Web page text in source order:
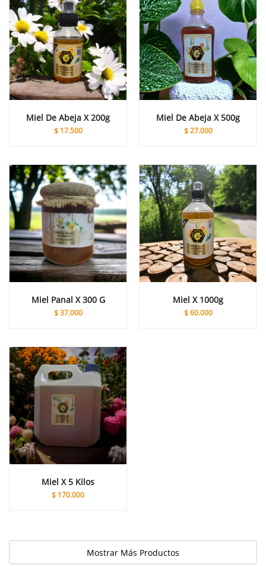
Miel De Abeja X 200g
$17.500
Miel De Abeja X 500g
$27.000
Miel Panal X 300 G
$37.000
Miel X 1000g
$60.000
Miel X 5 Kilos
$ 170.000